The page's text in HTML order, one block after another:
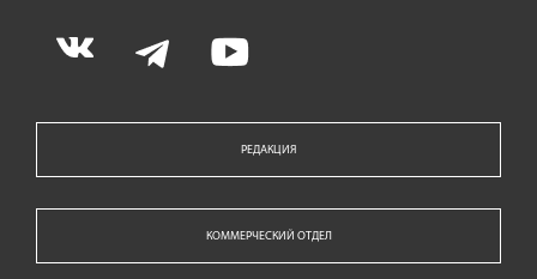
РЕДАКЦИЯ
КОММЕРЧЕСКИЙ ОТДЕЛ